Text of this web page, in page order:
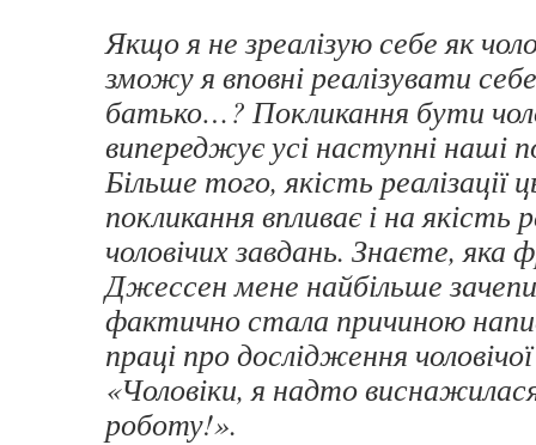
Якщо я не зреалізую себе як
зможу я вповні реалізувати
батько…? Покликання бути
випереджує усі наступні наші
Більше того, якість реалізації
покликання впливає і на якість
чоловічих завдань. Знаєте, яка
Джессен мене найбільше
фактично стала причиною
праці про дослідження
«Чоловіки, я надто
роботу!».